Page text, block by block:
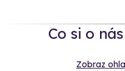
Co si o
Zobraz